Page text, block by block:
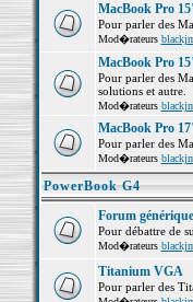
MacBook Pro
Pour parler des
Mod�rateurs
MacBook Pro
Pour parler des
solutions et autre.
Mod�rateurs
MacBook Pro
Pour parler des
Mod�rateurs
PowerBook G4
Forum
Pour débattre de
Mod�rateurs
Titanium VGA
Pour parler des